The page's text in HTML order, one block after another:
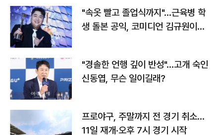
"속옷 빨고 졸업식까지"…근육병 학
생 돌본 공익, 코미디언 김규원이었
"경솔한 언행 깊이 반성"…고개 숙인
신동엽, 무슨 일이길래?
프로야구, 주말까지 전 경기 취소…
11일 재개·오후 7시 경기 시작